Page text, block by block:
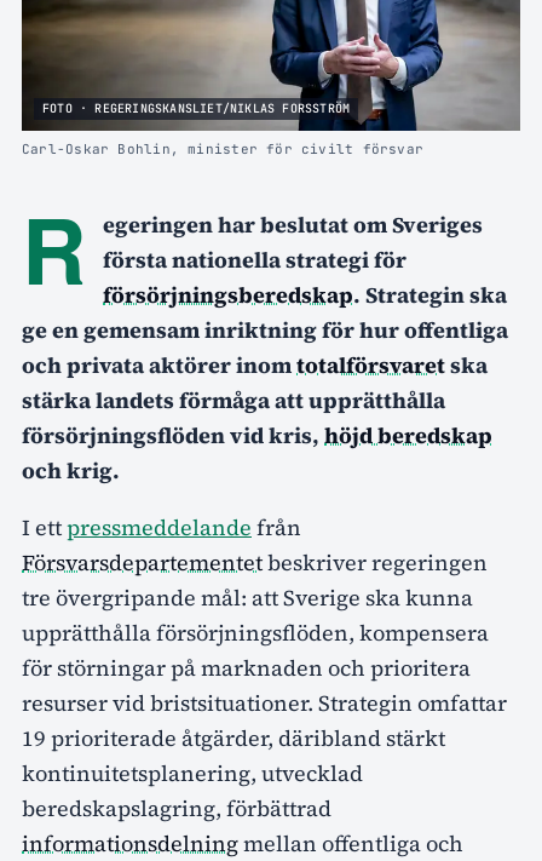
FOTO · REGERINGSKANSLIET/NIKLAS FORSSTRÖM
Carl-Oskar Bohlin, minister för civilt försvar
R
egeringen har beslutat om Sveriges
första nationella strategi för
försörjningsberedskap. Strategin ska
ge en gemensam inriktning för hur offentliga
och privata aktörer inomtotalförsvaretska
stärka landets förmåga att upprätthålla
försörjningsflöden vid kris, höjd beredskap
och krig.
I ettpressmeddelande från
Försvarsdepartementetbeskriver regeringen
tre övergripande mål: att Sverige ska kunna
upprätthålla försörjningsflöden, kompensera
för störningar på marknaden och prioritera
resurser vid bristsituationer. Strategin omfattar
19 prioriterade åtgärder, däribland stärkt
kontinuitetsplanering, utvecklad
beredskapslagring, förbättrad
informationsdelningmellan offentliga och